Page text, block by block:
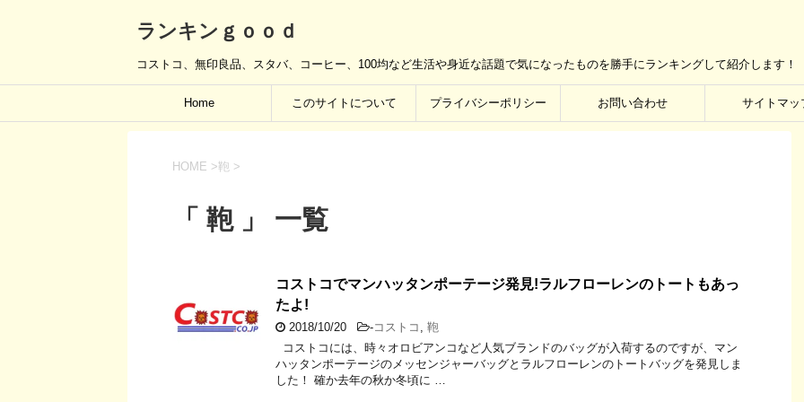
ランキンｇｏｏｄ
コストコ、無印良品、スタバ、コーヒー、100均など生活や身近な話題で気になったものを勝手にランキングして紹介します！
Home このサイトについて プライバシーポリシー お問い合わせ サイトマッ
HOME >鞄 >
「 鞄 」 一覧
コストコでマンハッタンポーテージ発見!ラルフローレンのトートもあっ
たよ!
2018/10/20 -コストコ , 鞄
コストコには、時々オロビアンコなど人気ブランドのバッグが入荷するのですが、マン
ハッタンポーテージのメッセンジャーバッグとラルフローレンのトートバッグを発見しま
した！ 確か去年の秋か冬頃に …